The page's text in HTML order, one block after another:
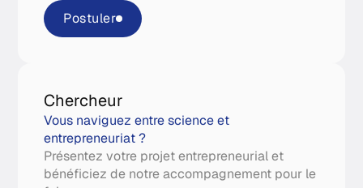
Postuler
Chercheur
Vous naviguez entre science et
entrepreneuriat ?
Présentez votre projet entrepreneurial et
bénéficiez de notre accompagnement pour le